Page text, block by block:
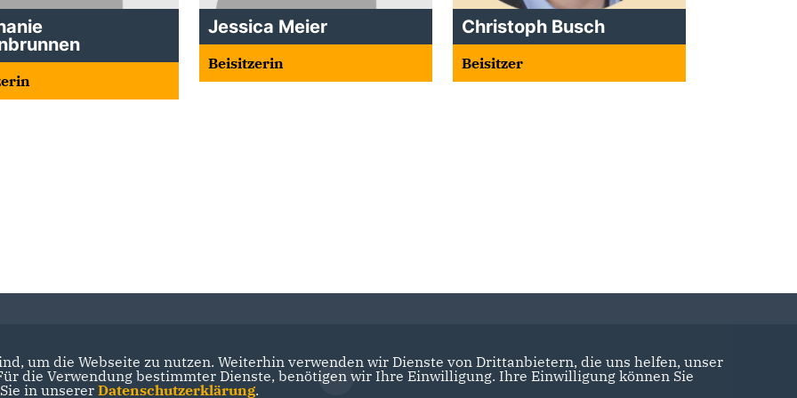
Jessica Meier
Beisitzerin
Christoph Busch
Beisitzer
CDU Saar
um die Webseite zu nutzen. Weiterhin verwenden wir Dienste von Drittanbietern, die uns helfen, unser
die Verwendung bestimmter Dienste, benötigen wir Ihre Einwilligung. Ihre Einwilligung können Sie
in unserer Datenschutzerklärung.